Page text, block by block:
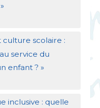
»
scolaire :
service du
enfant ? »
inclusive : quelle